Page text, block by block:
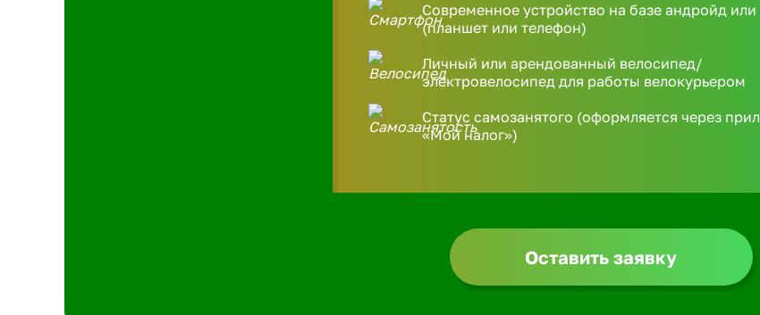
Современное устройство на базе андройд или
(планшет или телефон)
Личный или арендованный велосипед/
электровелосипед для работы велокурьером
Статус самозанятого (оформляется через
«Мой налог»)
Оставить заявку